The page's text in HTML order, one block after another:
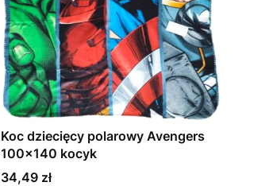
Koc dziecięcy polarowy Avengers
100x140 kocyk
Cena
34,49 zł